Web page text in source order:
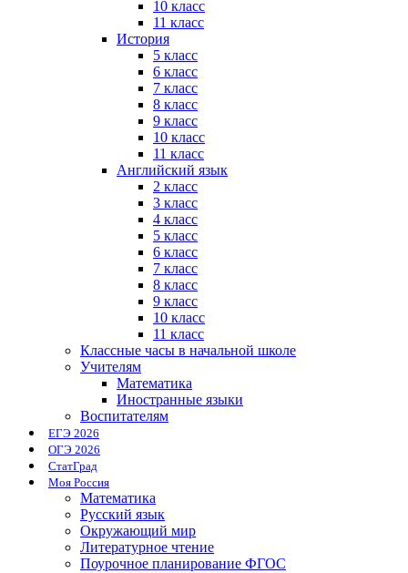
10 класс
11 класс
История
5 класс
6 класс
7 класс
8 класс
9 класс
10 класс
11 класс
Английский язык
2 класс
3 класс
4 класс
5 класс
6 класс
7 класс
8 класс
9 класс
10 класс
11 класс
Классные часы в начальной школе
Учителям
Математика
Иностранные языки
Воспитателям
ЕГЭ 2026
ОГЭ 2026
СтатГрад
Моя Россия
Математика
Русский язык
Окружающий мир
Литературное чтение
Поурочное планирование ФГОС